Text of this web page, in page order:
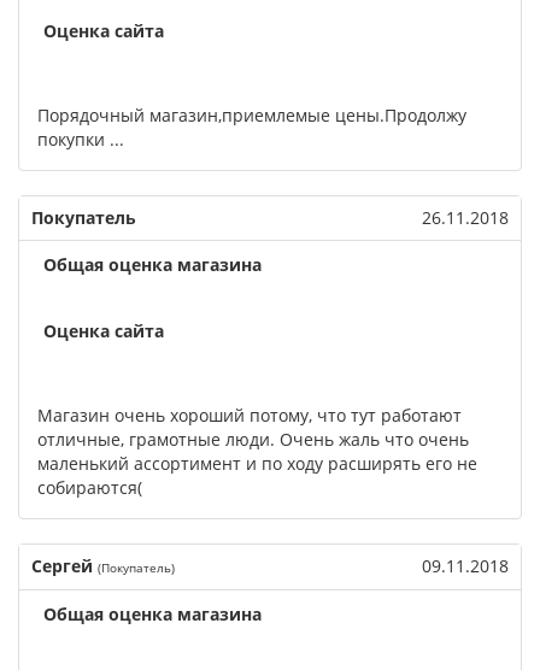
Оценка сайта
Порядочный магазин,приемлемые цены.Продолжу
покупки ...
Покупатель 26.11.2018
Общая оценка магазина
Оценка сайта
Магазин очень хороший потому, что тут работают
отличные, грамотные люди. Очень жаль что очень
маленький ассортимент и по ходу расширять его не
собираются(
Сергей (Покупатель) 09.11.2018
Общая оценка магазина